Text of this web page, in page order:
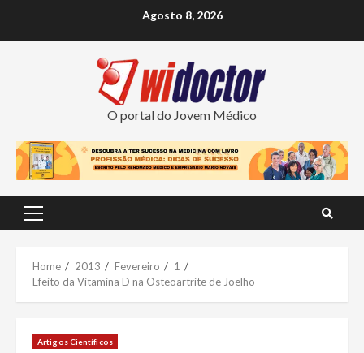
Agosto 8, 2026
O portal do Jovem Médico
Primary
Home 2013 Fevereiro
1
Efeito da Vitamina D na Osteoartrite de Joelho
Artigos Científicos